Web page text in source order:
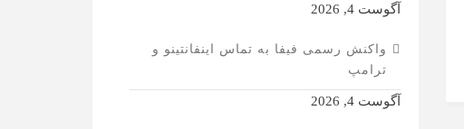
آگوست 4, 2026
واکنش رسمی فیفا به تماس اینفانتینو و
ترامپ
آگوست 4, 2026